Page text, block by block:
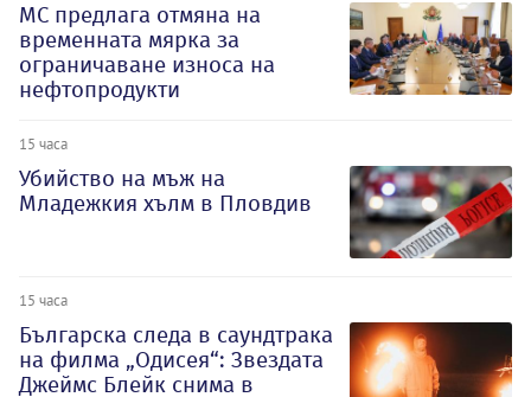
МС предлага отмяна на
временната мярка за
ограничаване износа на
нефтопродукти
15 часа
Убийство на мъж на
Младежкия хълм в Пловдив
15 часа
Българска следа в саундтрака
на филма „Одисея“: Звездата
Джеймс Блейк снима в